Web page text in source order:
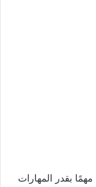
مهمًا بقدر المهارات